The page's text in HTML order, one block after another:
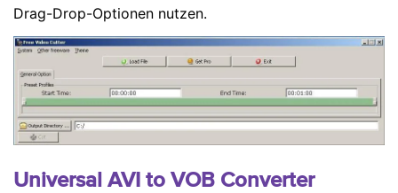
Drag-Drop-Optionen nutzen.
Universal AVI to VOB Converter